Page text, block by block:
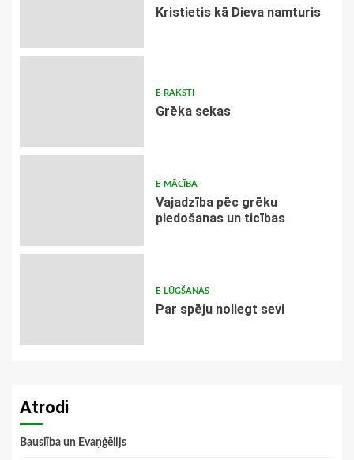
Kristietis kā Dieva namturis
E-RAKSTI
Grēka sekas
E-MĀCĪBA
Vajadzība pēc grēku
piedošanas un ticības
E-LŪGŠANAS
Par spēju noliegt sevi
Atrodi
Bauslība un Evaņģēlijs